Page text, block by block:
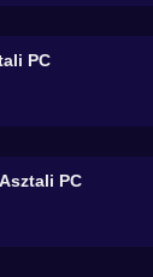
PC
Asztali PC